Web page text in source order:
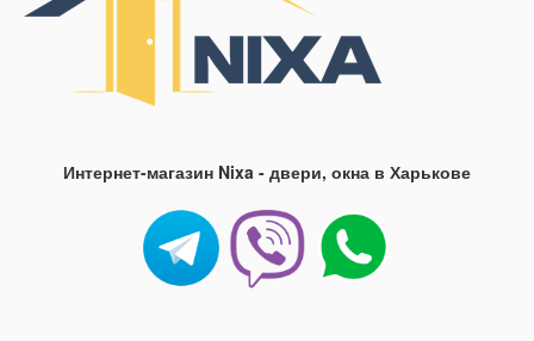
Интернет-магазин Nixa - двери, окна в Харькове